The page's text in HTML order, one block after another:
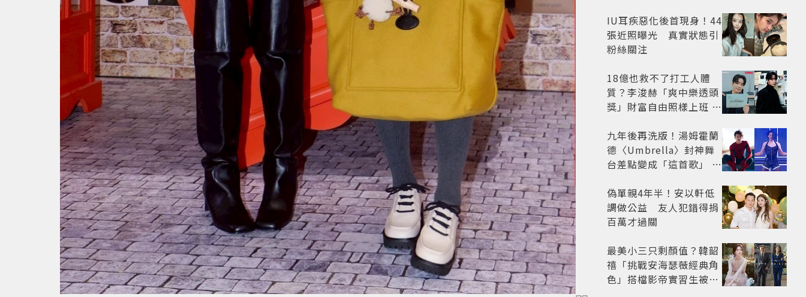
老闆
IU耳疾惡化後首現身！44
張近照曝光 真實狀態引
粉絲關注
18億也救不了打工人體
質？李浚赫「爽中樂透頭
獎」財富自由照樣上班 西
九年後再洗版！湯姆霍蘭
德〈Umbrella〉封神舞
台差點變成「這首歌」 造
開
偽單親4年半！安以軒低
調做公益 友人犯錯得捐
百萬才過關
最美小三只剩顏值？韓韶
禧「挑戰安海瑟薇經典角
色」搭檔影帝實習生被